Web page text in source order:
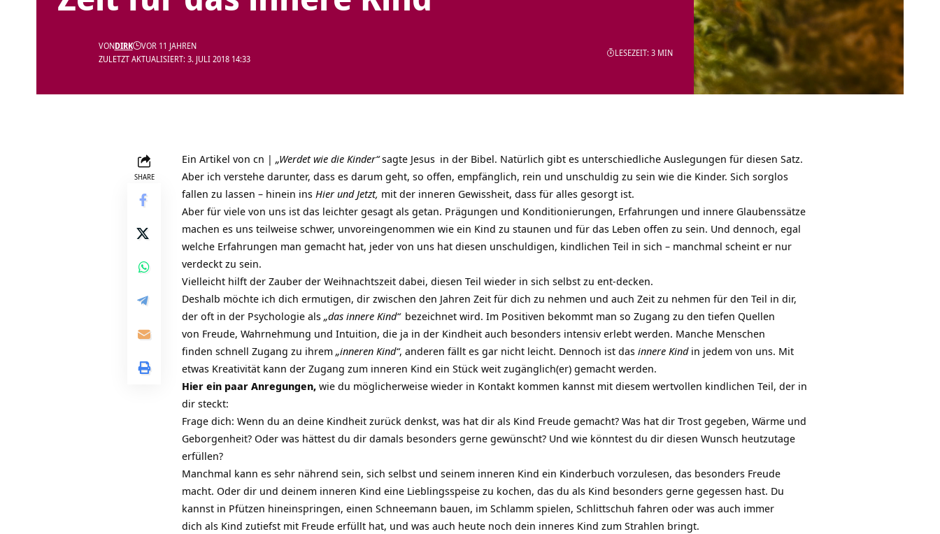
ZULETZT AKTUALISIERT: 3. JULI 2018 14:33
VONDIRK VOR 11 JAHREN
LESEZEIT: 3 MIN
SHARE
Ein Artikel von cn | „Werdet wie die Kinder“sagte Jesus in der Bibel. Natürlich gibt es unterschiedliche Auslegungen für diesen Satz.
Aber ich verstehe darunter, dass es darum geht, so offen, empfänglich, rein und unschuldig zu sein wie die Kinder. Sich sorglos
fallen zu lassen – hinein ins Hier und Jetzt, mit der inneren Gewissheit, dass für alles gesorgt ist.
Aber für viele von uns ist das leichter gesagt als getan. Prägungen und Konditionierungen, Erfahrungen und innere Glaubenssätze
machen es uns teilweise schwer, unvoreingenommen wie ein Kind zu staunen und für das Leben offen zu sein. Und dennoch, egal
welche Erfahrungen man gemacht hat, jeder von uns hat diesen unschuldigen, kindlichen Teil in sich – manchmal scheint er nur
verdeckt zu sein.
Vielleicht hilft der Zauber der Weihnachtszeit dabei, diesen Teil wieder in sich selbst zu ent-decken.
Deshalb möchte ich dich ermutigen, dir zwischen den Jahren Zeit für dich zu nehmen und auch Zeit zu nehmen für den Teil in dir,
der oft in der Psychologie als „das innere Kind“ bezeichnet wird. Im Positiven bekommt man so Zugang zu den tiefen Quellen
von Freude, Wahrnehmung und Intuition, die ja in der Kindheit auch besonders intensiv erlebt werden. Manche Menschen
finden schnell Zugang zu ihrem „inneren Kind“, anderen fällt es gar nicht leicht. Dennoch ist das innere Kindin jedem von uns. Mit
etwas Kreativität kann der Zugang zum inneren Kind ein Stück weit zugänglich(er) gemacht werden.
Hier ein paar Anregungen, wie du möglicherweise wieder in Kontakt kommen kannst mit diesem wertvollen kindlichen Teil, der in
dir steckt:
Frage dich: Wenn du an deine Kindheit zurück denkst, was hat dir als Kind Freude gemacht? Was hat dir Trost gegeben, Wärme und
Geborgenheit? Oder was hättest du dir damals besonders gerne gewünscht? Und wie könntest du dir diesen Wunsch heutzutage
erfüllen?
Manchmal kann es sehr nährend sein, sich selbst und seinem inneren Kind ein Kinderbuch vorzulesen, das besonders Freude
macht. Oder dir und deinem inneren Kind eine Lieblingsspeise zu kochen, das du als Kind besonders gerne gegessen hast. Du
kannst in Pfützen hineinspringen, einen Schneemann bauen, im Schlamm spielen, Schlittschuh fahren oder was auch immer
dich als Kind zutiefst mit Freude erfüllt hat, und was auch heute noch dein inneres Kind zum Strahlen bringt.